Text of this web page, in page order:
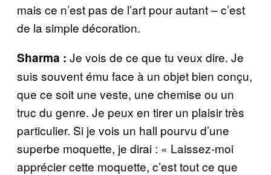
mais ce n’est pas de l’art pour autant – c’est
de la simple décoration.
Sharma : Je vois de ce que tu veux dire. Je
suis souvent ému face à un objet bien conçu,
que ce soit une veste, une chemise ou un
truc du genre. Je peux en tirer un plaisir très
particulier. Si je vois un hall pourvu d’une
superbe moquette, je dirai : « Laissez-moi
apprécier cette moquette, c’est tout ce que